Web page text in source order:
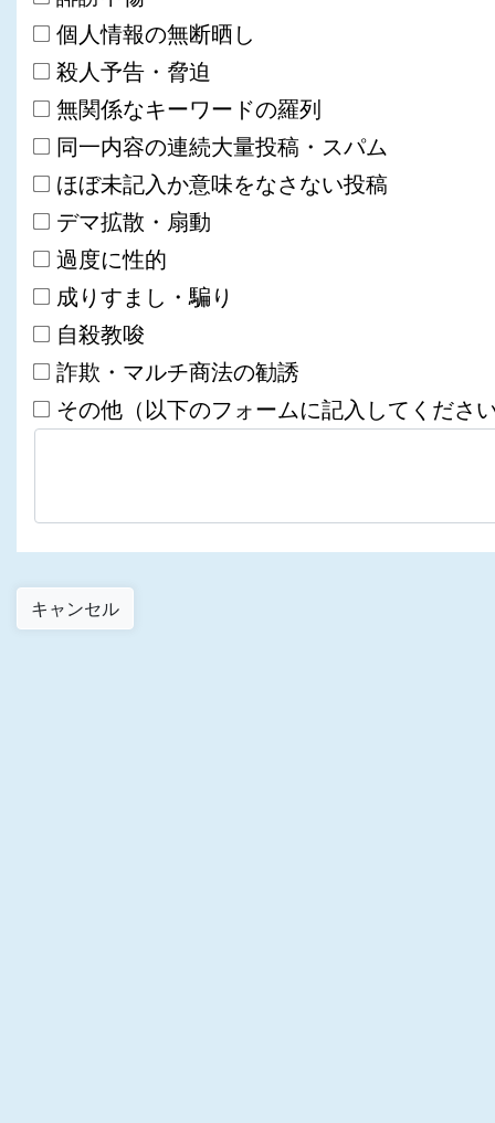
個人情報の無断晒し
殺人予告・脅迫
無関係なキーワードの羅列
同一内容の連続大量投稿・スパム
ほぼ未記入か意味をなさない投稿
デマ拡散・扇動
過度に性的
成りすまし・騙り
自殺教唆
詐欺・マルチ商法の勧誘
その他（以下のフォームに記入してくださ